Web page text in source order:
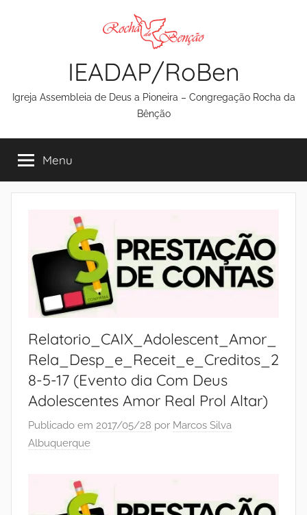
IEADAP/RoBen
Igreja Assembleia de Deus a Pioneira – Congregação Rocha da
Bênção
Menu
Relatorio_CAIX_Adolescent_Amor_
Rela_Desp_e_Receit_e_Creditos_2
8-5-17 (Evento dia Com Deus
Adolescentes Amor Real Prol Altar)
Publicado em 2017/05/28 por Marcos Silva
Albuquerque